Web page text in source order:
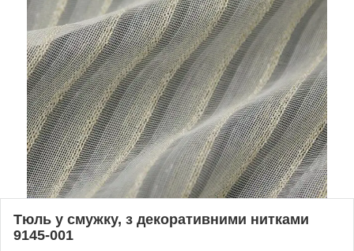
Тюль у смужку, з декоративними нитками
9145-001